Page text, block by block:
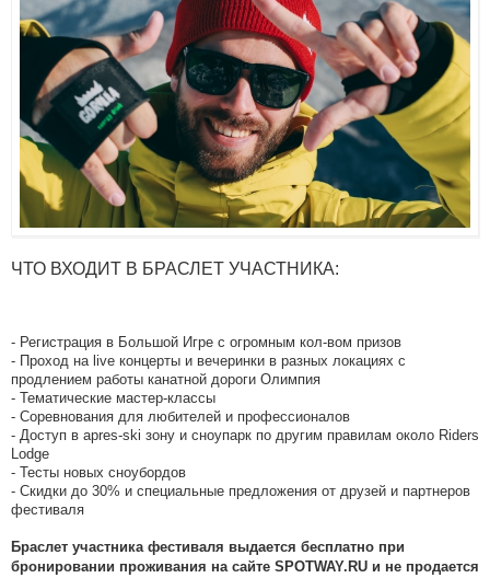
ЧТО ВХОДИТ В БРАСЛЕТ УЧАСТНИКА:
- Регистрация в Большой Игре с огромным кол-вом призов
- Проход на live концерты и вечеринки в разных локациях с
продлением работы канатной дороги Олимпия
- Тематические мастер-классы
- Соревнования для любителей и профессионалов
- Доступ в apres-ski зону и сноупарк по другим правилам около Riders
Lodge
- Тесты новых сноубордов
- Скидки до 30% и специальные предложения от друзей и партнеров
фестиваля
Браслет участника фестиваля выдается бесплатно при
бронировании проживания на сайте SPOTWAY.RU и не продается